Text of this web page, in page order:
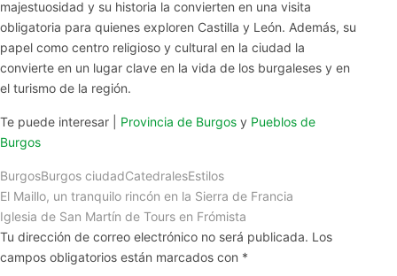
majestuosidad y su historia la convierten en una visita
obligatoria para quienes exploren Castilla y León. Además, su
papel como centro religioso y cultural en la ciudad la
convierte en un lugar clave en la vida de los burgaleses y en
el turismo de la región.
Te puede interesar | Provincia de Burgos y Pueblos de
Burgos
BurgosBurgos ciudadCatedralesEstilos
El Maillo, un tranquilo rincón en la Sierra de Francia
Iglesia de San Martín de Tours en Frómista
Tu dirección de correo electrónico no será publicada. Los
campos obligatorios están marcados con *